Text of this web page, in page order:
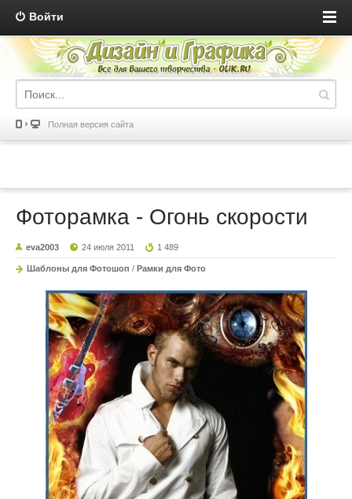
Войти
Полная версия сайта
Фоторамка - Огонь скорости
eva2003 24 июля 2011 1 489
Шаблоны для Фотошоп / Рамки для Фото